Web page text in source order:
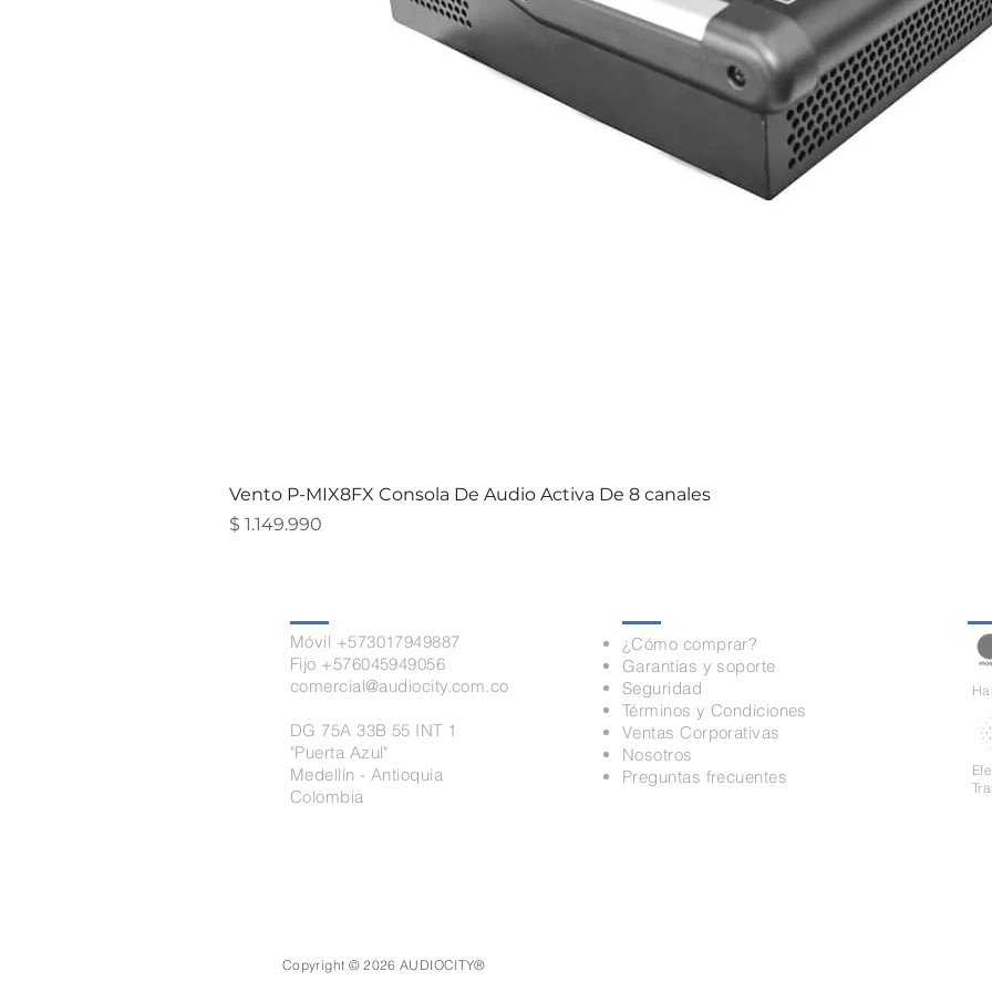
Vento P-MIX8FX Consola De Audio Activa De 8 canales
Precio
$ 1.149.990
Móvil +573017949887
Fijo +576045949056
comercial@audiocity.com.co
DG 75A 33B 55 INT 1
"Puerta Azul"
Medellín - Antioquia
Colombia
¿Cómo comprar?
Garantías y soporte
Seguridad
Términos y Condiciones
Ventas Corporativas
Nosotros
Preguntas frecuentes
Copyright © 2026 AUDIOCITY®